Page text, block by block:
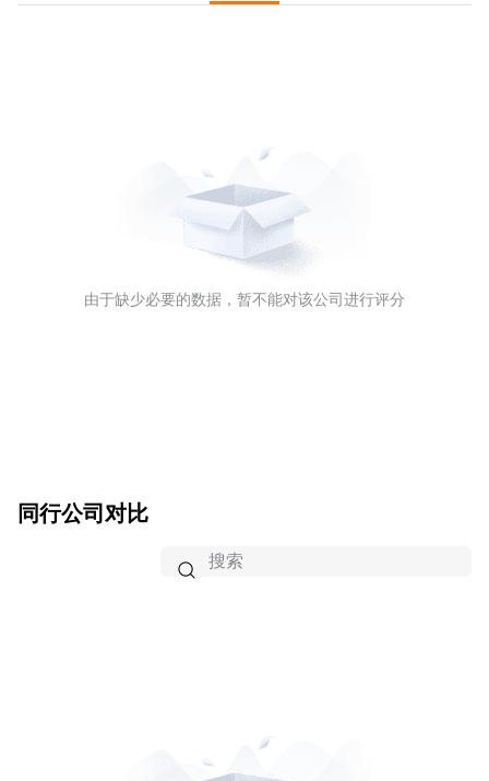
由于缺少必要的数据，暂不能对该公司进行评分
同行公司对比
